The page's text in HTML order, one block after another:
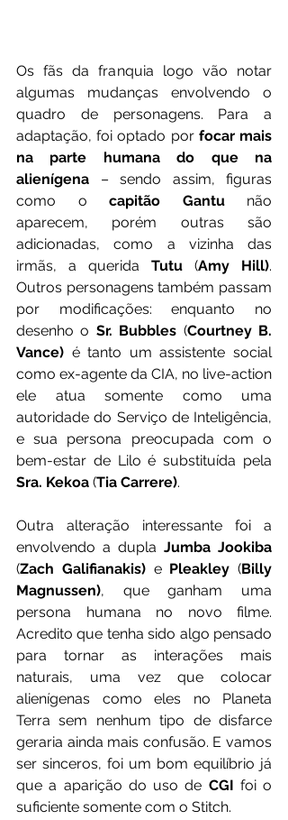
Os fãs da franquia logo vão notar
algumas mudanças envolvendo o
quadro de personagens. Para a
adaptação, foi optado por focar mais
na parte humana do que na
alienígena – sendo assim, figuras
como o capitão Gantu não
aparecem, porém outras são
adicionadas, como a vizinha das
irmãs, a querida Tutu (Amy Hill).
Outros personagens também passam
por modificações: enquanto no
desenho o Sr. Bubbles (Courtney B.
Vance) é tanto um assistente social
como ex-agente da CIA, no live-action
ele atua somente como uma
autoridade do Serviço de Inteligência,
e sua persona preocupada com o
Sra. Kekoa (Tia Carrere).
Outra alteração interessante foi a
envolvendo a dupla Jumba Jookiba
(Zach Galifianakis) e Pleakley (Billy
Magnussen), que ganham uma
persona humana no novo filme.
Acredito que tenha sido algo pensado
para tornar as interações mais
naturais, uma vez que colocar
alienígenas como eles no Planeta
Terra sem nenhum tipo de disfarce
geraria ainda mais confusão. E vamos
ser sinceros, foi um bom equilíbrio já
que a aparição do uso de CGI foi o
suficiente somente com o Stitch.